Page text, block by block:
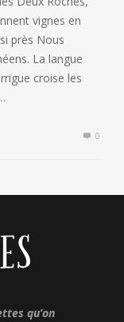
vignes en
près Nous
La langue
croise les
0
qu’on